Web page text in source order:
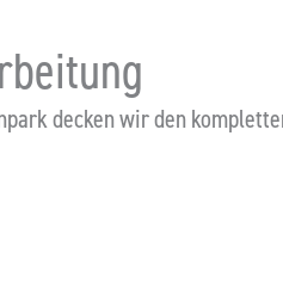
decken wir den